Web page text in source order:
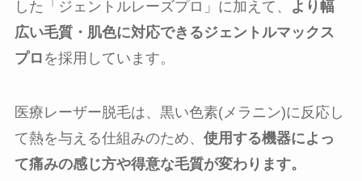
した「ジェントルレーズプロ」に加えて、
より幅
広い毛質・肌色に対応できるジェントルマックス
プロ を採用しています。
医療レーザー脱毛は、黒い色素(メラニン)に反応し
て熱を与える仕組みのため、 使用する機器によっ
て痛みの感じ方や得意な毛質が変わります。